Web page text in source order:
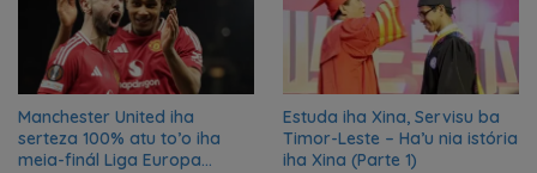
Manchester United iha
serteza 100% atu to’o iha
meia-finál Liga Europa
Estuda iha Xina, Servisu ba
Timor-Leste – Ha’u nia istória
iha Xina (Parte 1)